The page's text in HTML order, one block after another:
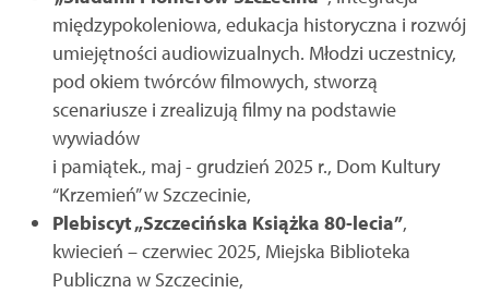
międzypokoleniowa, edukacja historyczna i rozwój
umiejętności audiowizualnych. Młodzi uczestnicy,
pod okiem twórców filmowych, stworzą
scenariusze i zrealizują filmy na podstawie
wywiadów
i pamiątek., maj - grudzień 2025 r., Dom Kultury
“Krzemień” w Szczecinie,
Plebiscyt „Szczecińska Książka 80-lecia”,
kwiecień – czerwiec 2025, Miejska Biblioteka
Publiczna w Szczecinie,